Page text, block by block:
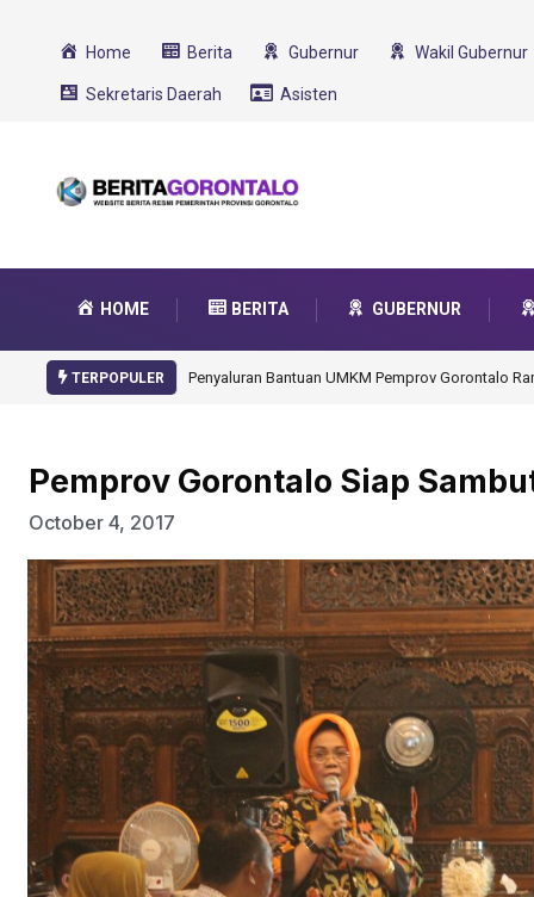
Home Berita Gubernur Wakil Gubernur
Sekretaris Daerah Asisten
HOME BERITA GUBERNUR
TERPOPULER Gorontalo Ikut Dukung Program SMA Unggul
Pemprov Gorontalo Siap
October 4, 2017